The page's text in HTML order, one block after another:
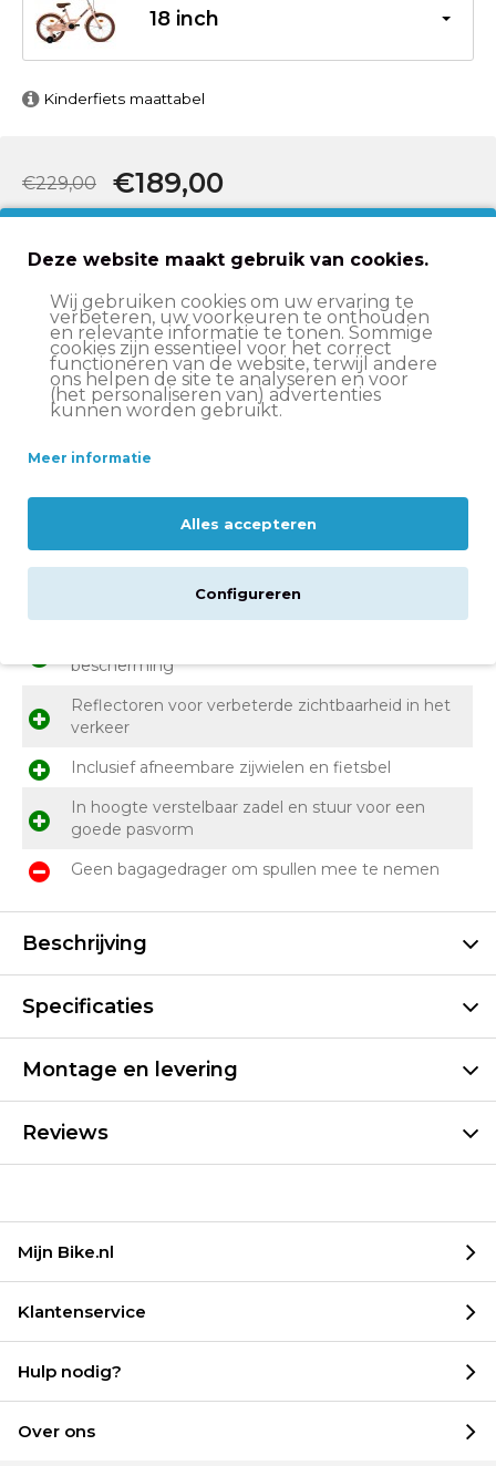
18 inch
Kinderfiets maattabel
€189,00
€229,00
Op werkdagen voor 15:00 uur besteld, volgende
werkdag in huis*
Advies nodig?Vraag het onze klantenservice!
Ruim aanbod fietsenvoor jong en oud!
Voor- en nadelen
Stijlvolle kinderfiets met retro uitstraling
Veilig remmen met de terugtraprem én handrem
bescherming
Reflectoren voor verbeterde zichtbaarheid in het
verkeer
Inclusief afneembare zijwielen en fietsbel
In hoogte verstelbaar zadel en stuur voor een
goede pasvorm
Geen bagagedrager om spullen mee te nemen
Beschrijving
Specificaties
Montage en levering
Reviews
Mijn Bike.nl
Klantenservice
Hulp nodig?
Over ons
Deze website maakt gebruik van cookies.
Wij gebruiken cookies om uw ervaring te
verbeteren, uw voorkeuren te onthouden
en relevante informatie te tonen. Sommige
cookies zijn essentieel voor het correct
functioneren van de website, terwijl andere
ons helpen de site te analyseren en voor
(het personaliseren van) advertenties
kunnen worden gebruikt.
Meer informatie
Alles accepteren
Configureren